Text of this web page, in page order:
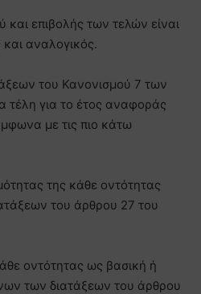
επιβολής των τελών είναι
και αναλογικός.
του Κανονισμού 7 των
για το έτος αναφοράς
με τις πιο κάτω
της κάθε οντότητας
του άρθρου 27 του
οντότητας ως βασική ή
των διατάξεων του άρθρου